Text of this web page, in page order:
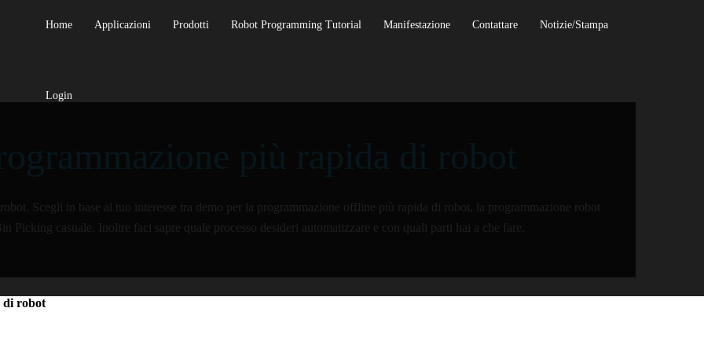
Home Applicazioni Prodotti Robot Programming Tutorial Manifestazione Contattare Notizie/Stampa
Login
Scegli in base al tuo interesse tra demo per la programmazione offline più rapida di robot, la programmazione robot
Picking casuale. Inoltre faci sapre quale processo desideri automatizzare e con quali parti hai a che fare.
di robot